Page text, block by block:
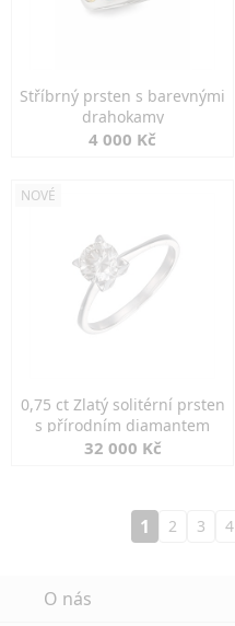
Stříbrný prsten s barevnými
drahokamy
4 000 Kč
NOVÉ
0,75 ct Zlatý solitérní prsten
s přírodním diamantem
32 000 Kč
1 2 3 4
O nás